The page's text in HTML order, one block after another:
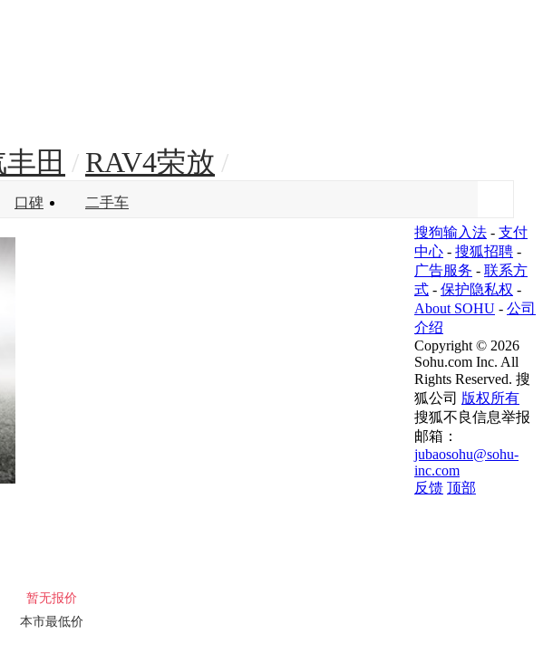
田 / RAV4荣放 /
口碑 二手车
暂无报价
本市最低价
搜狗输入法 - 支付
中心 - 搜狐招聘 -
广告服务 - 联系方
式 - 保护隐私权 -
About SOHU - 公司
介绍
Copyright © 2026
Sohu.com Inc. All
Rights Reserved. 搜
狐公司 版权所有
搜狐不良信息举报
邮箱：
jubaosohu@sohu-
inc.com
反馈 顶部